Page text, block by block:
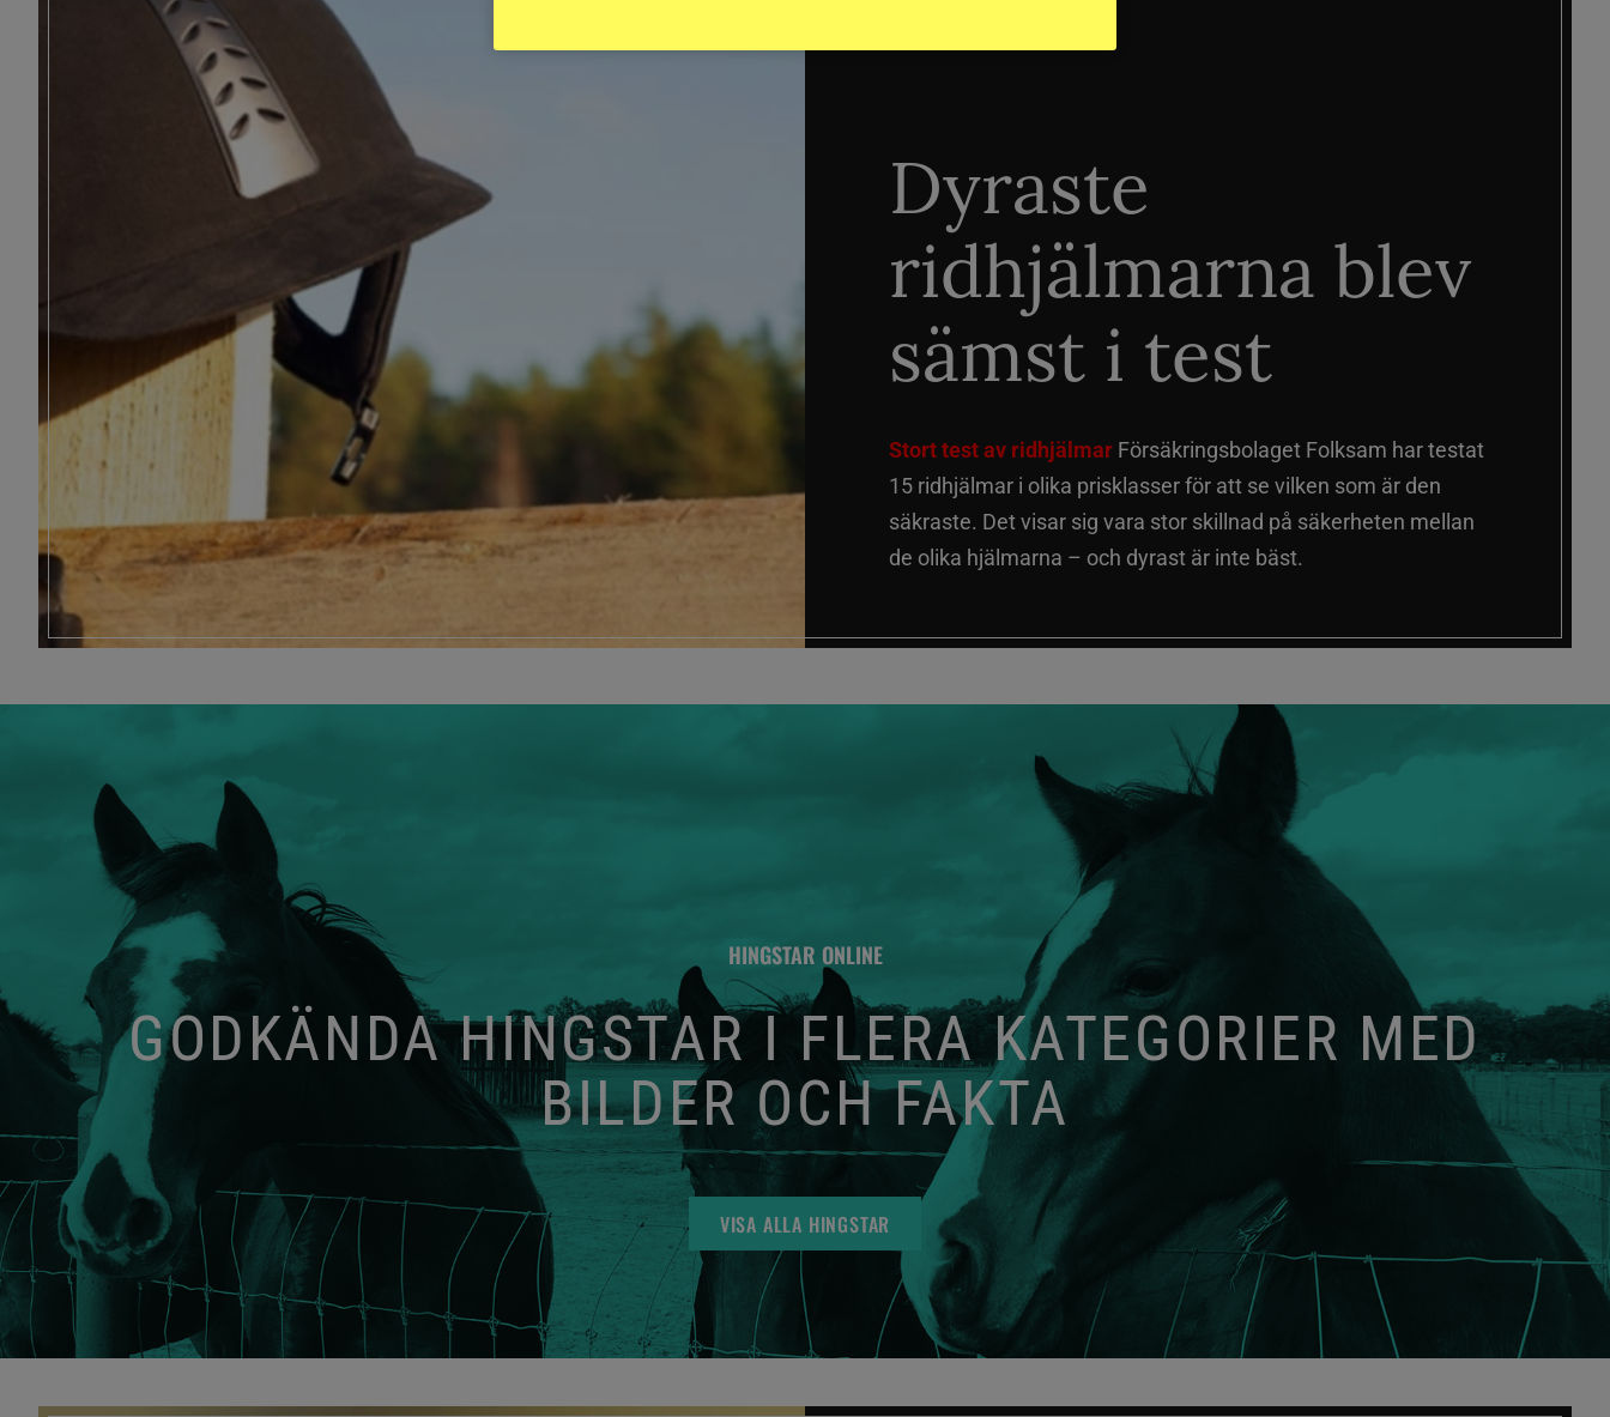
Dyraste
ridhjälmarna blev
sämst i test
Stort test av ridhjälmar Försäkringsbolaget Folksam har testat
15 ridhjälmar i olika prisklasser för att se vilken som är den
säkraste. Det visar sig vara stor skillnad på säkerheten mellan
de olika hjälmarna – och dyrast är inte bäst.
HINGSTAR ONLINE
GODKÄNDA HINGSTAR I FLERA KATEGORIER MED
BILDER OCH FAKTA
VISA ALLA HINGSTAR